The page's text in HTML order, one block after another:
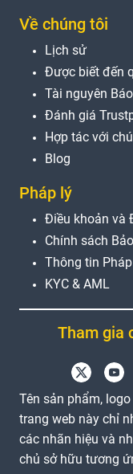
Về chúng tôi
Lịch sử
Được biết đến
Tài nguyên
Đánh giá
Hợp tác với
Blog
Pháp lý
Điều khoản và
Chính sách
Thông tin
KYC & AML
Tham gia
Tên sản phẩm,
trang web này chỉ
các nhãn hiệu và
chủ sở hữu tương